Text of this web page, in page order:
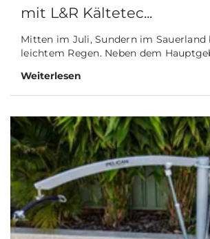
mit L&R Kältetec...
Mitten im Juli, Sundern im Sauerland
leichtem Regen. Neben dem
Weiterlesen